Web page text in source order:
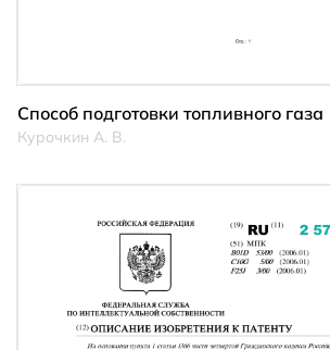
Способ подготовки топливного газа
Курочкин А. В.